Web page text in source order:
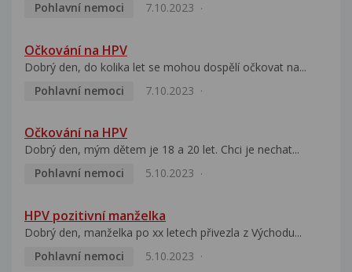
Pohlavní nemoci
7.10.2023
Očkování na HPV
Dobrý den, do kolika let se mohou dospělí očkovat na...
Pohlavní nemoci
7.10.2023
Očkování na HPV
Dobrý den, mým dětem je 18 a 20 let. Chci je nechat...
Pohlavní nemoci
5.10.2023
HPV pozitivní manželka
Dobrý den, manželka po xx letech přivezla z Východu...
Pohlavní nemoci
5.10.2023